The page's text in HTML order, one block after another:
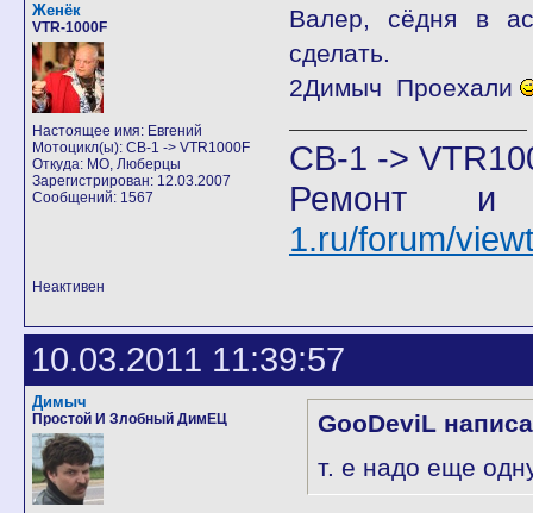
Женёк
VTR-1000F
Настоящее имя: Евгений
Мотоцикл(ы): CB-1 -> VTR1000F
Откуда: МО, Люберцы
Зарегистрирован: 12.03.2007
Сообщений: 1567
Валер, сёдня в
сделать.
2Димыч Проехали
CB-1 ->
Ремонт и
1.ru/forum/
Неактивен
10.03.2011 11:39:57
Димыч
Простой И Злобный ДимЕЦ
GooDeviL
т. е надо еще